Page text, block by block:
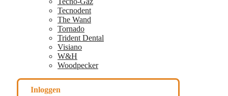
Tecnodent
The Wand
Tornado
Trident Dental
Visiano
W&H
Woodpecker
Inloggen